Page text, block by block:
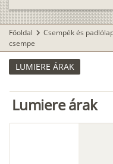
Főoldal chevron_right Csempék és
csempe
LUMIERE ÁRAK
Lumiere árak